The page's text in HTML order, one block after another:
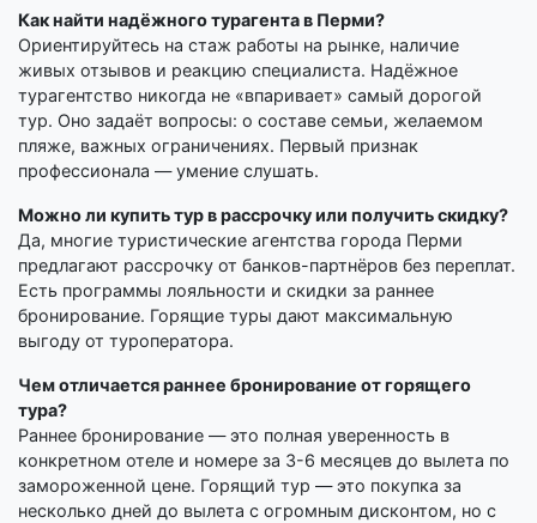
Как найти надёжного турагента в Перми?
Ориентируйтесь на стаж работы на рынке, наличие
живых отзывов и реакцию специалиста. Надёжное
турагентство никогда не «впаривает» самый дорогой
тур. Оно задаёт вопросы: о составе семьи, желаемом
пляже, важных ограничениях. Первый признак
профессионала — умение слушать.
Можно ли купить тур в рассрочку или получить скидку?
Да, многие туристические агентства города Перми
предлагают рассрочку от банков-партнёров без переплат.
Есть программы лояльности и скидки за раннее
бронирование. Горящие туры дают максимальную
выгоду от туроператора.
Чем отличается раннее бронирование от горящего
тура?
Раннее бронирование — это полная уверенность в
конкретном отеле и номере за 3-6 месяцев до вылета по
замороженной цене. Горящий тур — это покупка за
несколько дней до вылета с огромным дисконтом, но с